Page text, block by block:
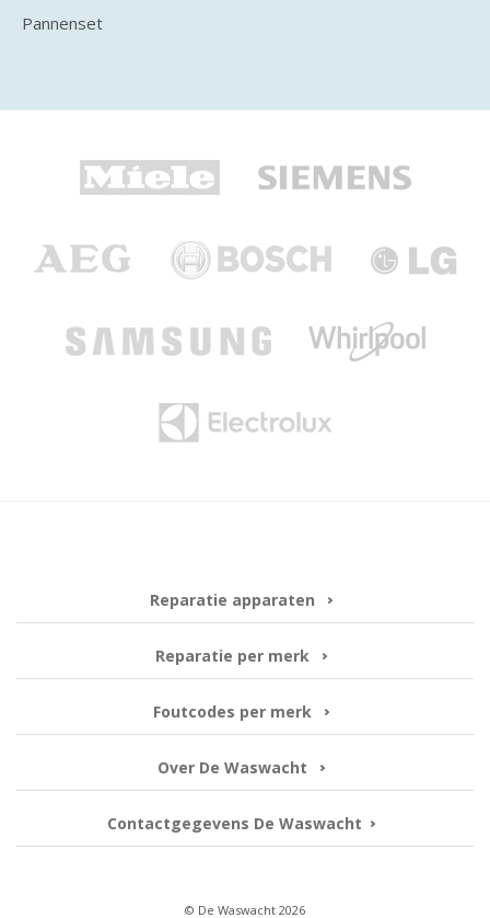
Pannenset
Reparatie apparaten
Reparatie per merk
Foutcodes per merk
Over De Waswacht
Contactgegevens De Waswacht
© De Waswacht 2026